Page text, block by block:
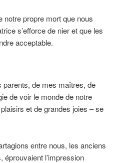
notre propre mort que nous
s’efforce de nier et que les
acceptable.
parents, de mes maîtres, de
de voir le monde de notre
et de grandes joies – se
entre nous, les anciens
l’impression